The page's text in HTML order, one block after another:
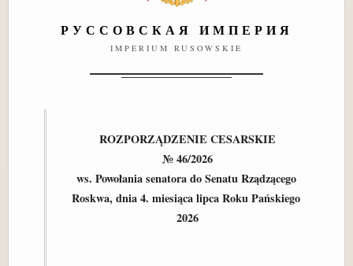
РУССОВСКАЯ ИМПЕРИЯ
IMPERIUM RUSOWSKIE
ROZPORZĄDZENIE CESARSKIE
№ 46/2026
ws. Powołania senatora do Senatu Rządzącego
Roskwa, dnia 4. miesiąca lipca Roku Pańskiego
2026